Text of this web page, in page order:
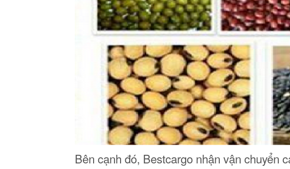
Bên cạnh đó, Bestcargo nhận vận chuyển